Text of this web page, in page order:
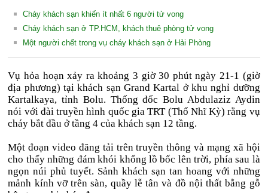
Cháy khách sạn khiến ít nhất 6 người tử vong
Cháy khách sạn ở TP.HCM, khách thuê phòng tử vong
Một người chết trong vụ cháy khách sạn ở Hải Phòng
Vụ hỏa hoạn xảy ra khoảng 3 giờ 30 phút ngày 21-1 (giờ
địa phương) tại khách sạn Grand Kartal ở khu nghỉ dưỡng
Kartalkaya, tỉnh Bolu. Thống đốc Bolu Abdulaziz Aydin
nói với đài truyền hình quốc gia TRT (Thổ Nhĩ Kỳ) rằng vụ
cháy bắt đầu ở tầng 4 của khách sạn 12 tầng.
Một đoạn video đăng tải trên truyền thông và mạng xã hội
cho thấy những đám khói khổng lồ bốc lên trời, phía sau là
ngọn núi phủ tuyết. Sảnh khách sạn tan hoang với những
mảnh kính vỡ trên sàn, quầy lễ tân và đồ nội thất bằng gỗ